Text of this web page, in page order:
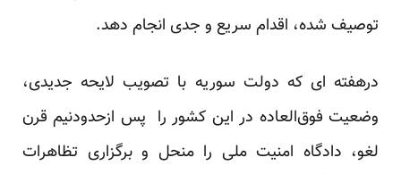
توصیف شده، اقدام سریع و جدی انجام دهد.
درهفته ای که دولت سوریه با تصویب لایحه‌ جدیدی،
وضعیت فوق‌العاده در این کشور را پس ازحدودنیم قرن
لغو، دادگاه امنیت ملی را منحل و برگزاری تظاهرات